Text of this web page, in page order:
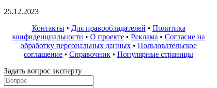
25.12.2023
Контакты• Для правообладателей • Политика
конфиденциальности • О проекте • Реклама • Согласие на
обработку персональных данных • Пользовательское
соглашение • Справочник • Популярные страницы
Задать вопрос эксперту